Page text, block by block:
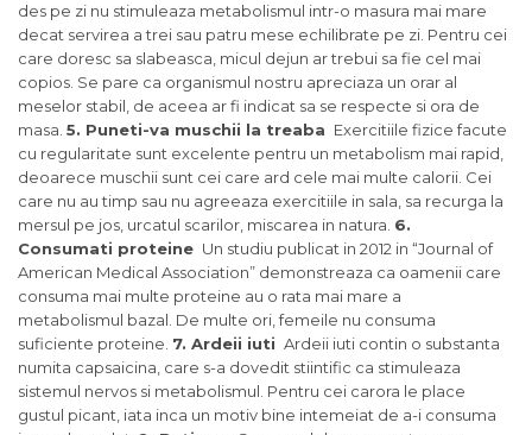
des pe zi nu stimuleaza metabolismul intr-o masura mai mare
decat servirea a trei sau patru mese echilibrate pe zi. Pentru cei
care doresc sa slabeasca, micul dejun ar trebui sa fie cel mai
copios. Se pare ca organismul nostru apreciaza un orar al
meselor stabil, de aceea ar fi indicat sa se respecte si ora de
masa. 5. Puneti-va muschii la treaba Exercitiile fizice facute
cu regularitate sunt excelente pentru un metabolism mai rapid,
deoarece muschii sunt cei care ard cele mai multe calorii. Cei
care nu au timp sau nu agreeaza exercitiile in sala, sa recurga la
mersul pe jos, urcatul scarilor, miscarea in natura. 6.
Consumati proteine Un studiu publicat in 2012 in “Journal of
American Medical Association” demonstreaza ca oamenii care
consuma mai multe proteine au o rata mai mare a
metabolismul bazal. De multe ori, femeile nu consuma
suficiente proteine. 7. Ardeii iuti Ardeii iuti contin o substanta
numita capsaicina, care s-a dovedit stiintific ca stimuleaza
sistemul nervos si metabolismul. Pentru cei carora le place
gustul picant, iata inca un motiv bine intemeiat de a-i consuma